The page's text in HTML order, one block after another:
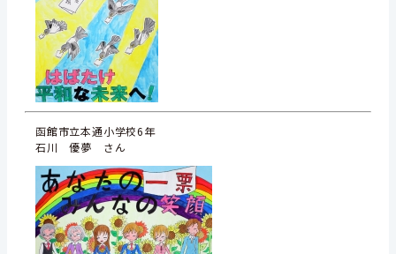
函館市立本通小学校6年
石川 優夢 さん